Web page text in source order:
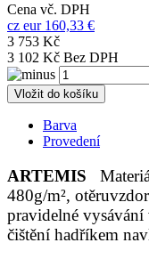
Cena vč. DPH
cz eur 160,33 €
3 753 Kč
3 102 Kč Bez DPH
Vložit do košíku
Barva
Provedení
ARTEMIS
480g/m²,
pravidelné
čištění hadříkem